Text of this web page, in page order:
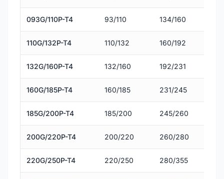
093G/110P-T4 93/110 134/160
110G/132P-T4 110/132 160/192
132G/160P-T4 132/160 192/231
160G/185P-T4 160/185 231/245
185G/200P-T4 185/200 245/260
200G/220P-T4 200/220 260/280
220G/250P-T4 220/250 280/355